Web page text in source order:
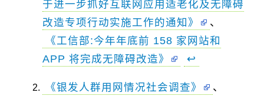
于进一步抓好互联网应用适老化及无障碍
改造专项行动实施工作的通知》
、
《工信部:今年年底前 158 家网站和
APP 将完成无障碍改造》
↩
《银发人群用网情况社会调查》
、